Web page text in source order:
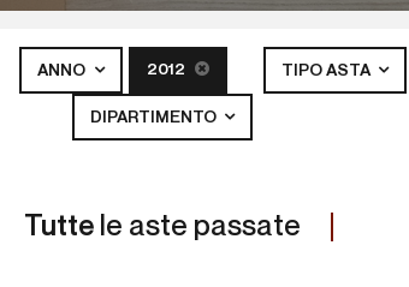
ANNO 2012 TIPO ASTA
DIPARTIMENTO
Tutte le aste passate